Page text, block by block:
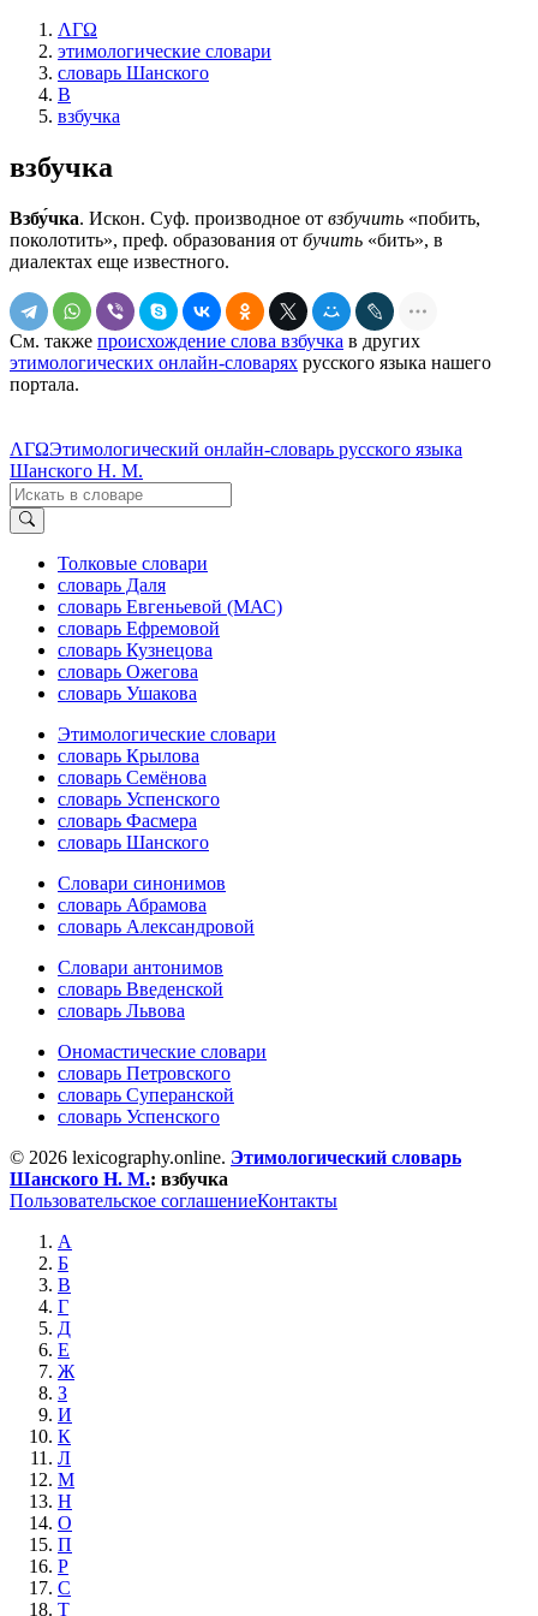
ΛΓΩ
этимологические словари
словарь Шанского
В
взбучка
взбучка
Взбу́чка. Искон. Суф. производное от взбучить «побить,
поколотить», преф. образования от бучить «бить», в
диалектах еще известного.
См. также происхождение слова взбучка в других
этимологических онлайн-словарях русского языка нашего
портала.
ΛΓΩЭтимологический онлайн-словарь русского языка
Шанского Н. М.
Толковые словари
словарь Даля
словарь Евгеньевой (МАС)
словарь Ефремовой
словарь Кузнецова
словарь Ожегова
словарь Ушакова
Этимологические словари
словарь Крылова
словарь Семёнова
словарь Успенского
словарь Фасмера
словарь Шанского
Словари синонимов
словарь Абрамова
словарь Александровой
Словари антонимов
словарь Введенской
словарь Львова
Ономастические словари
словарь Петровского
словарь Суперанской
словарь Успенского
© 2026 lexicography.online. Этимологический словарь
Шанского Н. М.: взбучка
Пользовательское соглашениеКонтакты
А
Б
В
Г
Д
Е
Ж
З
И
К
Л
М
Н
О
П
Р
С
Т